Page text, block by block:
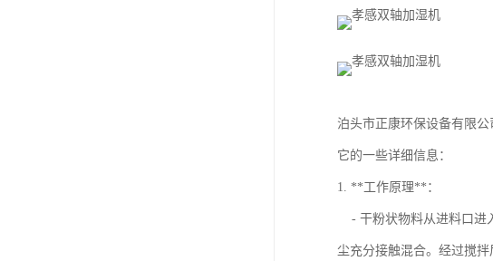
泊头市正康环保设备有限
它的一些详细信息：
1. **工作原理**：
- 干粉状物料从进料口进
尘充分接触混合。经过搅